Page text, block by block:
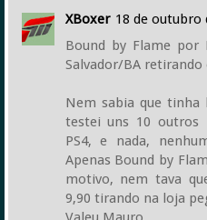
XBoxer 18 de outubro
Bound by Flame por
Salvador/BA retirando
Nem sabia que tinha
testei uns 10 outros
PS4, e nada,
Apenas Bound by
motivo, nem tava
9,90 tirando na loja